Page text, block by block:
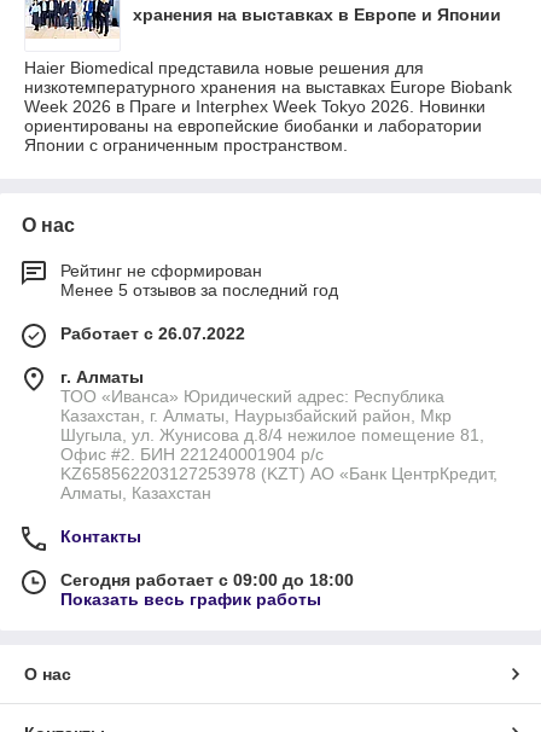
хранения на выставках в Европе и Японии
Haier Biomedical представила новые решения для
низкотемпературного хранения на выставках Europe Biobank
Week 2026 в Праге и Interphex Week Tokyo 2026. Новинки
ориентированы на европейские биобанки и лаборатории
Японии с ограниченным пространством.
О нас
Рейтинг не сформирован
Менее 5 отзывов за последний год
Работает с 26.07.2022
г. Алматы
ТОО «Иванса» Юридический адрес: Республика
Казахстан, г. Алматы, Наурызбайский район, Мкр
Шугыла, ул. Жунисова д.8/4 нежилое помещение 81,
Офис #2. БИН 221240001904 р/с
KZ658562203127253978 (KZT) АО «Банк ЦентрКредит,
Алматы, Казахстан
Контакты
Сегодня работает с 09:00 до 18:00
Показать весь график работы
О нас